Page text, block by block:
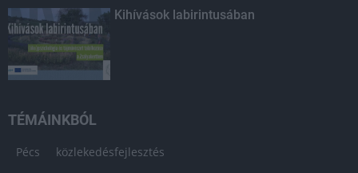
Kihívások labirintusában
TÉMÁINKBÓL
Pécs közlekedésfejlesztés